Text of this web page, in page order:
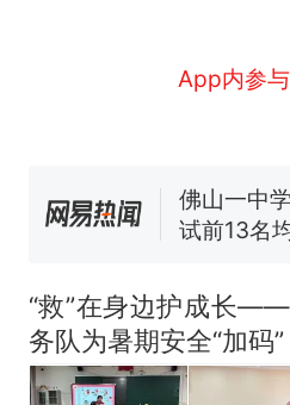
App内参
协会回应
台风"白海
佛山一中
试前13名
核查
43.98万起
热
那个在
因老师一
人生
“救”在身边护成长
务队为暑期安全“加码”